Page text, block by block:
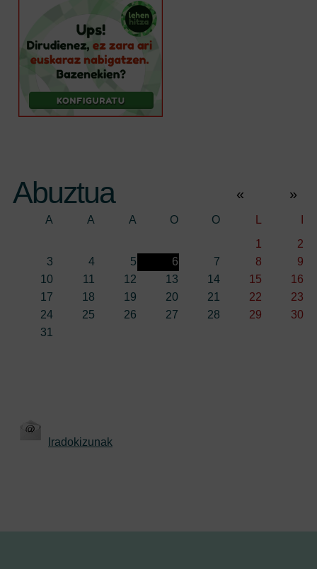
Abuztua « »
A A A O O
1
2
3
4 5 6 7 8
9
10
11 12 13 14 15
16
17
18 19 20 21 22
23
24
25 26 27 28 29
30
31
Iradokizunak